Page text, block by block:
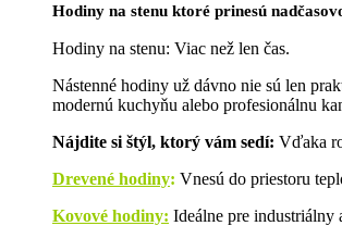
Hodiny na stenu ktoré prinesú
Hodiny na stenu: Viac než len čas.
Nástenné hodiny už dávno nie sú len
modernú kuchyňu alebo profesionálnu
Nájdite si štýl, ktorý vám sedí: Vďaka
Drevené hodiny: Vnesú do priestoru
Kovové hodiny: Ideálne pre industriálny